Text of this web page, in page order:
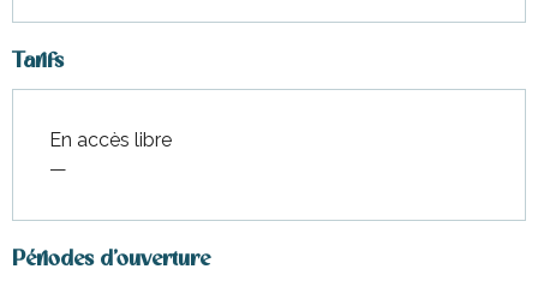
Tarifs
En accès libre
—
Périodes d'ouverture